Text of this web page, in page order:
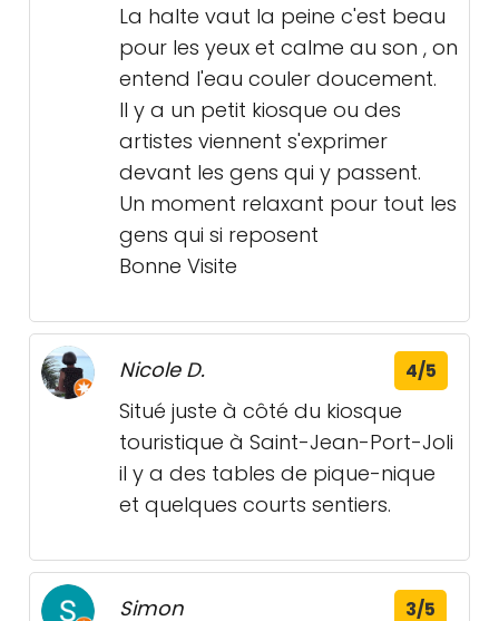
La halte vaut la peine c'est beau
pour les yeux et calme au son , on
entend l'eau couler doucement.
Il y a un petit kiosque ou des
artistes viennent s'exprimer
devant les gens qui y passent.
Un moment relaxant pour tout les
gens qui si reposent
Bonne Visite
Nicole D. 4/5
Situé juste à côté du kiosque
touristique à Saint-Jean-Port-Joli
il y a des tables de pique-nique
et quelques courts sentiers.
Simon 3/5